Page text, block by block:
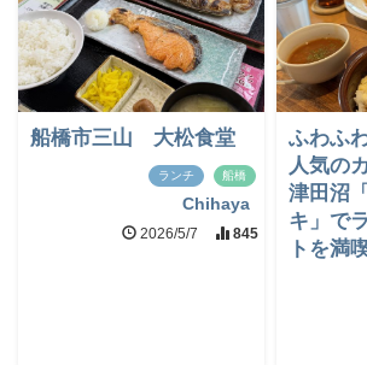
船橋市三山 大松食堂
ランチ 船橋
Chihaya
2026/5/7 845
ふわふ
人気の
津田沼
キ」で
トを満